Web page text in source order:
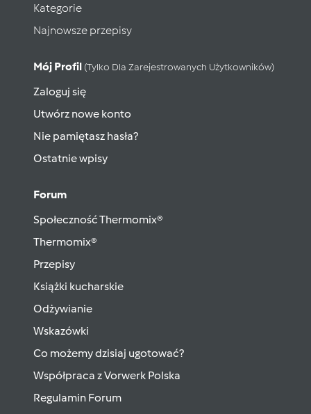
Kategorie
Najnowsze przepisy
Mój Profil (tylko Dla Zarejestrowanych Użytkowników)
Zaloguj się
Utwórz nowe konto
Nie pamiętasz hasła?
Ostatnie wpisy
Forum
Społeczność Thermomix®
Thermomix®
Przepisy
Książki kucharskie
Odżywianie
Wskazówki
Co możemy dzisiaj ugotować?
Współpraca z Vorwerk Polska
Regulamin Forum